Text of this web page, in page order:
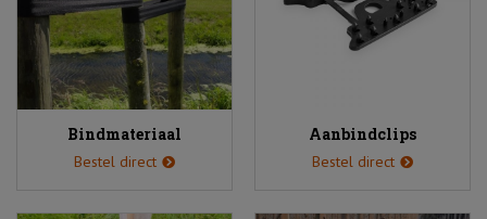
Inloggen
Registreren
Bindmateriaal
Bestel direct
Aanbindclips
Bestel direct